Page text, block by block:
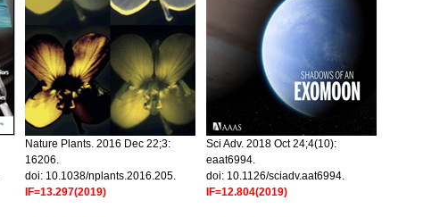
Nature Plants. 2016 Dec 22;3:
16206.
doi: 10.1038/nplants.2016.205.
IF=13.297(2019)
Sci Adv. 2018 Oct 24;4(10):
eaat6994.
doi: 10.1126/sciadv.aat6994.
IF=12.804(2019)